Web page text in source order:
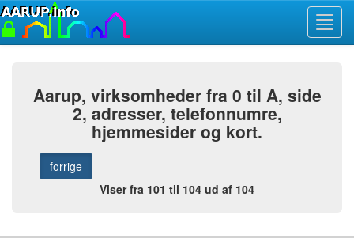
Aarup, virksomheder fra 0 til A, side
2, adresser, telefonnumre,
hjemmesider og kort.
forrige
Viser fra 101 til 104 ud af 104